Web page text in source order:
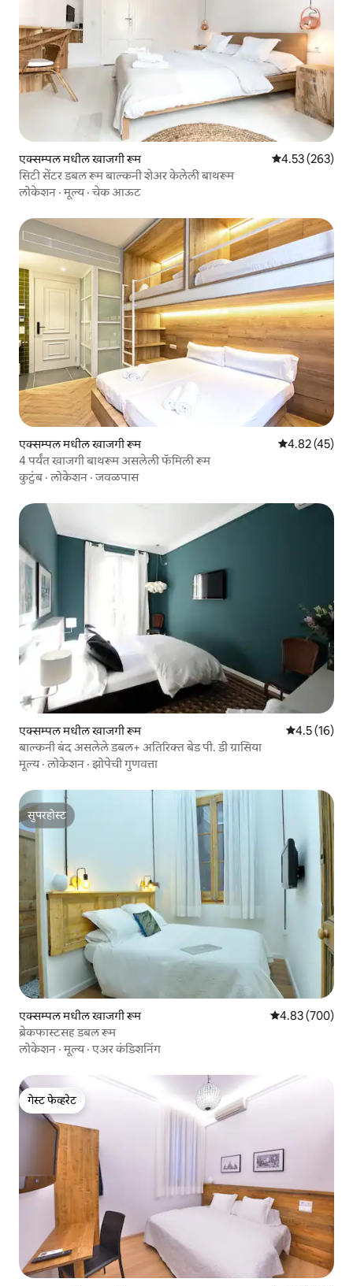
एक्सम्पल मधील खाजगी रूम 5 पैकी 4.53
4.53 (263)
सिटी सेंटर डबल रूम बाल्कनी शेअर केलेली बाथरूम
लोकेशन ·मूल्य·चेक आऊट
एक्सम्पल मधील खाजगी रूम 5 पैकी 4.82
4.82 (45)
4 पर्यंत खाजगी बाथरूम असलेली फॅमिली रूम
कुटुंब·लोकेशन ·जवळपास
एक्सम्पल मधील खाजगी रूम 5 पैकी 4.5
4.5 (16)
बाल्कनी बंद असलेले डबल+ अतिरिक्त बेड पी. डी ग्रासिया
मूल्य·लोकेशन ·झोपेची गुणवत्ता
सुपरहोस्ट
सुपरहोस्ट
एक्सम्पल मधील खाजगी रूम 5 पैकी 4.83
4.83 (700)
ब्रेकफास्टसह डबल रूम
लोकेशन ·मूल्य·एअर कंडिशनिंग
गेस्ट फेव्हरेट
गेस्ट फेव्हरेट